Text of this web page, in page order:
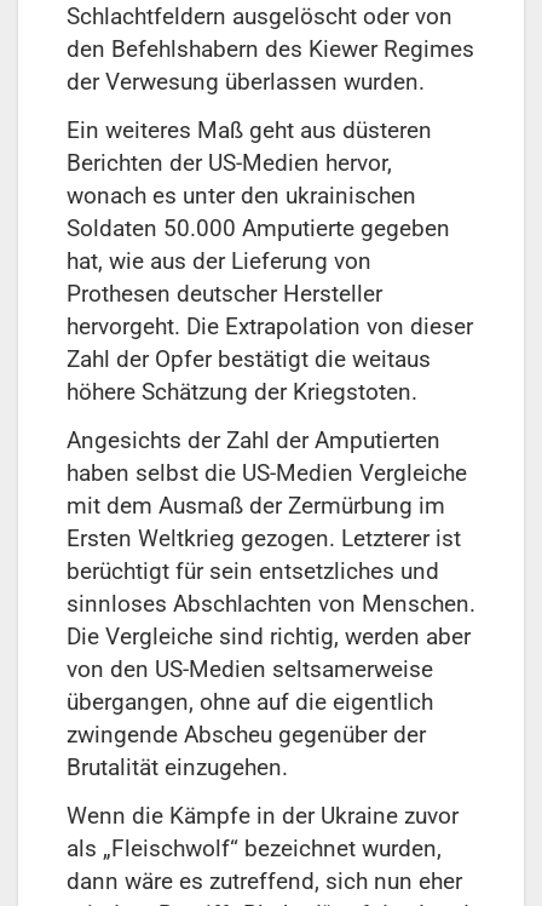
Schlachtfeldern ausgelöscht oder von
den Befehlshabern des Kiewer Regimes
der Verwesung überlassen wurden.
Ein weiteres Maß geht aus düsteren
Berichten der US-Medien hervor,
wonach es unter den ukrainischen
Soldaten 50.000 Amputierte gegeben
hat, wie aus der Lieferung von
Prothesen deutscher Hersteller
hervorgeht. Die Extrapolation von dieser
Zahl der Opfer bestätigt die weitaus
höhere Schätzung der Kriegstoten.
Angesichts der Zahl der Amputierten
haben selbst die US-Medien Vergleiche
mit dem Ausmaß der Zermürbung im
Ersten Weltkrieg gezogen. Letzterer ist
berüchtigt für sein entsetzliches und
sinnloses Abschlachten von Menschen.
Die Vergleiche sind richtig, werden aber
von den US-Medien seltsamerweise
übergangen, ohne auf die eigentlich
zwingende Abscheu gegenüber der
Brutalität einzugehen.
Wenn die Kämpfe in der Ukraine zuvor
als „Fleischwolf“ bezeichnet wurden,
dann wäre es zutreffend, sich nun eher